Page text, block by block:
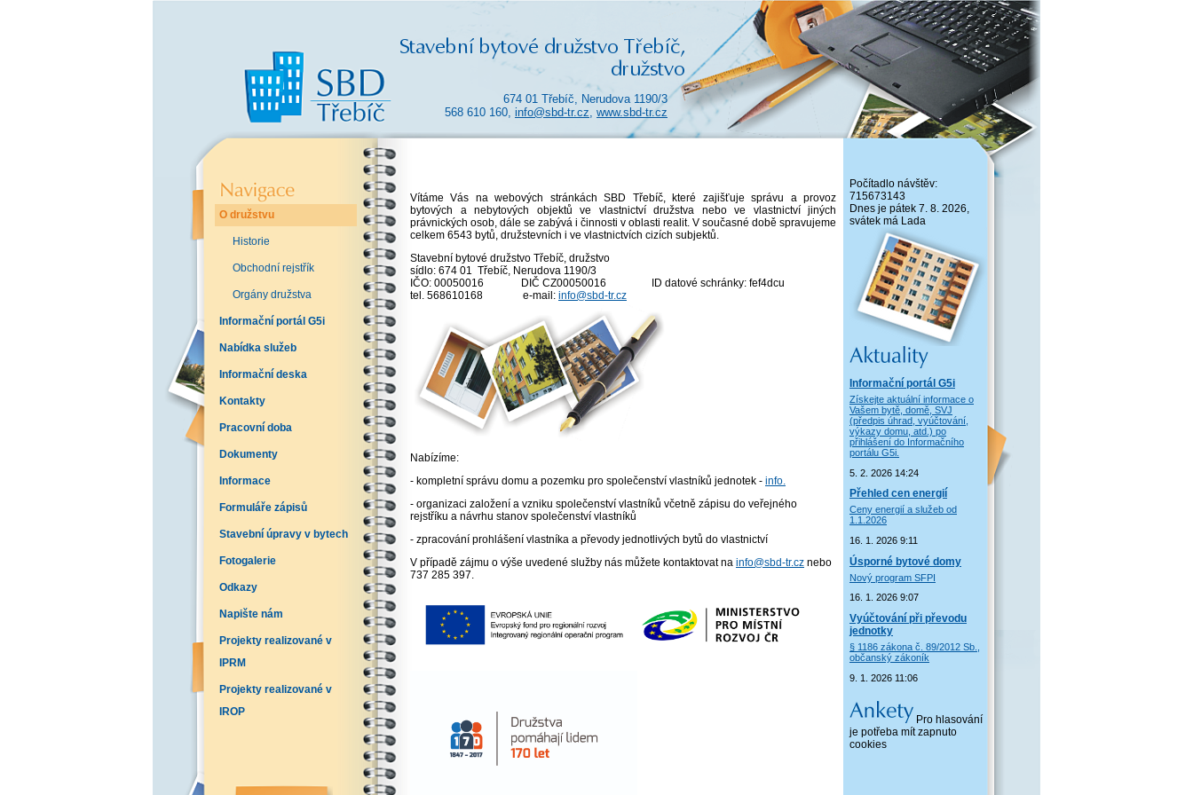
674 01 Třebíč, Nerudova 1190/3
568 610 160, info@sbd-tr.cz, www.sbd-tr.cz
O družstvu
Historie
Obchodní rejstřík
Orgány družstva
Informační portál G5i
Nabídka služeb
Informační deska
Kontakty
Pracovní doba
Dokumenty
Informace
Formuláře zápisů
Stavební úpravy v bytech
Fotogalerie
Odkazy
Napište nám
Projekty realizované v
IPRM
Projekty realizované v
IROP
Počítadlo návštěv:
715673143
Dnes je pátek 7. 8. 2026,
svátek má Lada
Informační portál G5i
Získejte aktuální informace o
Vašem bytě, domě, SVJ
(předpis úhrad, vyúčtování,
výkazy domu, atd.) po
přihlášení do Informačního
portálu G5i.
5. 2. 2026 14:24
Přehled cen energií
Ceny energií a služeb od
1.1.2026
16. 1. 2026 9:11
Úsporné bytové domy
Nový program SFPI
16. 1. 2026 9:07
Vyúčtování při převodu
jednotky
§ 1186 zákona č. 89/2012 Sb.,
občanský zákoník
9. 1. 2026 11:06
Pro hlasování
je potřeba mít zapnuto
cookies
Vítáme Vás na webových stránkách SBD Třebíč, které zajišťuje správu a provoz
bytových a nebytových objektů ve vlastnictví družstva nebo ve vlastnictví jiných
právnických osob, dále se zabývá i činnosti v oblasti realit. V současné době spravujeme
celkem 6543 bytů, družstevních i ve vlastnictvích cizích subjektů.
Stavební bytové družstvo Třebíč, družstvo
sídlo: 674 01 Třebíč, Nerudova 1190/3
IČO: 00050016 DIČ CZ00050016 ID datové schránky: fef4dcu
tel. 568610168 e-mail: info@sbd-tr.cz
Nabízíme:
- kompletní správu domu a pozemku pro společenství vlastníků jednotek - info.
- organizaci založení a vzniku společenství vlastníků včetně zápisu do veřejného
rejstříku a návrhu stanov společenství vlastníků
- zpracování prohlášení vlastníka a převody jednotlivých bytů do vlastnictví
V případě zájmu o výše uvedené služby nás můžete kontaktovat na info@sbd-tr.cz nebo
737 285 397.